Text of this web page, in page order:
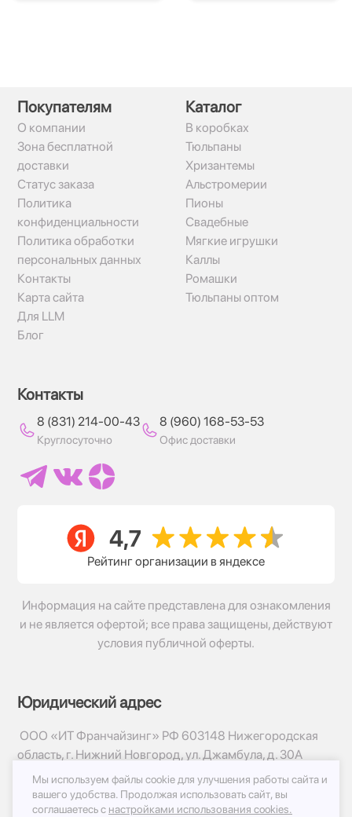
Покупателям
О компании
Зона бесплатной
доставки
Статус заказа
Политика
конфиденциальности
Политика обработки
персональных данных
Контакты
Карта сайта
Для LLM
Блог
Каталог
В коробках
Тюльпаны
Хризантемы
Альстромерии
Пионы
Свадебные
Мягкие игрушки
Каллы
Ромашки
Тюльпаны оптом
Контакты
8 (831) 214-00-43
Круглосуточно
8 (960) 168-53-53
Офис доставки
Рейтинг организации в яндексе
Информация на сайте представлена для ознакомления
и не является офертой; все права защищены, действуют
условия публичной оферты.
Юридический адрес
ООО «ИТ Франчайзинг» РФ 603148 Нижегородская
область, г. Нижний Новгород, ул. Джамбула, д. 30А
© 2017-2026г, База Цветов 24.ру
Политика конфиденциальности
Мы используем файлы cookie для улучшения работы сайта и
вашего удобства. Продолжая использовать сайт, вы
соглашаетесь с настройками использования cookies.